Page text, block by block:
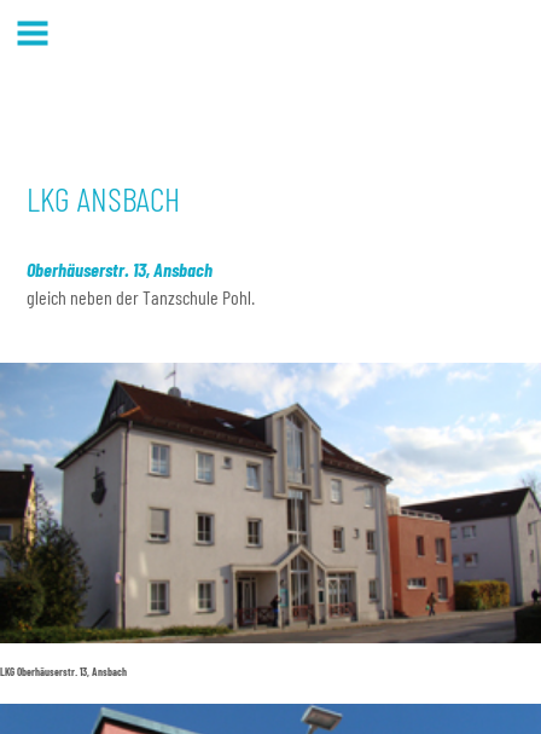
LKG ANSBACH
Oberhäuserstr. 13, Ansbach
gleich neben der Tanzschule Pohl.
LKG Oberhäuserstr. 13, Ansbach